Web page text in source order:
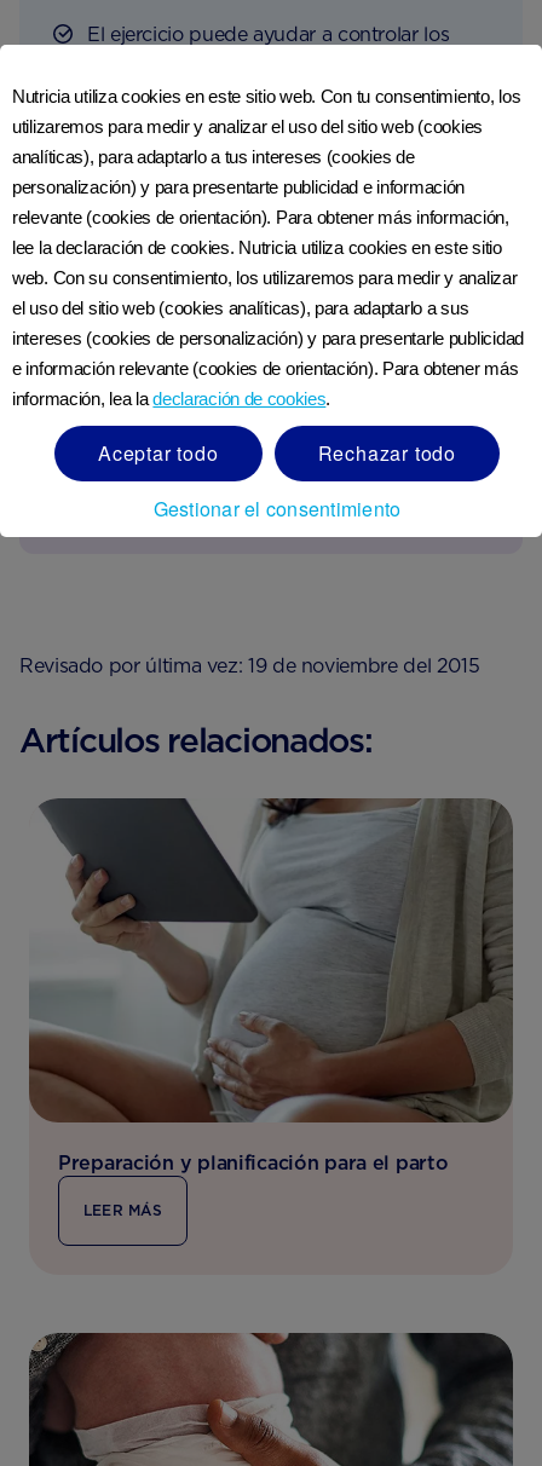
El ejercicio puede ayudar a controlar los
Mastica chicle y ocupa tus manos. Mantener
la boca y las manos ocupadas detendrá el
alcance habitual de los cigarrillos.
Enumera las razones por las que estás
y considéralas cuando te sientas tentado.
Piensa positivo; eso hace toda la diferencia.
Ver referencias
Revisado por última vez: 19 de noviembre del 2015
Artículos relacionados:
Preparación y planificación para el parto
LEER MÁS
Nutricia utiliza cookies en este sitio web. Con tu consentimiento, los
utilizaremos para medir y analizar el uso del sitio web (cookies
analíticas), para adaptarlo a tus intereses (cookies de
personalización) y para presentarte publicidad e información
relevante (cookies de orientación). Para obtener más información,
lee la declaración de cookies. Nutricia utiliza cookies en este sitio
web. Con su consentimiento, los utilizaremos para medir y analizar
el uso del sitio web (cookies analíticas), para adaptarlo a sus
intereses (cookies de personalización) y para presentarle publicidad
e información relevante (cookies de orientación). Para obtener más
información, lea ladeclaración de cookies.
Aceptar todo
Rechazar todo
Gestionar el consentimiento